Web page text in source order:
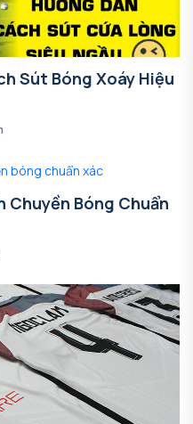
Sút Bóng Xoáy Hiệu
Chuyền Bóng Chuẩn